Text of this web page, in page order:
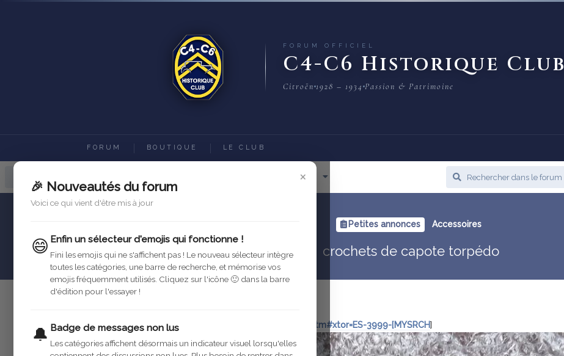
FORUM OFFICIEL
C4-C6 Historique Club
Citroën 1928 – 1934 Passion & Patrimoine
FORUM BOUTIQUE LE CLUB
×
🎉 Nouveautés du forum
Voici ce qui vient d'être mis à jour
😄 Enfin un sélecteur d'emojis qui fonctionne !
Fini les emojis qui ne s'affichent pas ! Le nouveau sélecteur intègre
toutes les catégories, une barre de recherche, et mémorise vos
emojis fréquemment utilisés. Cliquez sur l'icône 🙂 dans la barre
d'édition pour l'essayer !
🔔 Badge de messages non lus
Les catégories affichent désormais un indicateur visuel lorsqu'elles
Accès Rapide
Petites annonces Accessoires
crochets de capote torpédo
https://www.leboncoin.fr/vi/2930017076.htm#xtor=ES-3999-[MYSRCH]